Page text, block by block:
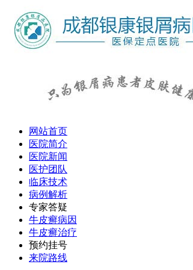
网站首页
医院简介
医院新闻
医护团队
临床技术
病例解析
专家答疑
牛皮癣病因
牛皮癣治疗
预约挂号
来院路线